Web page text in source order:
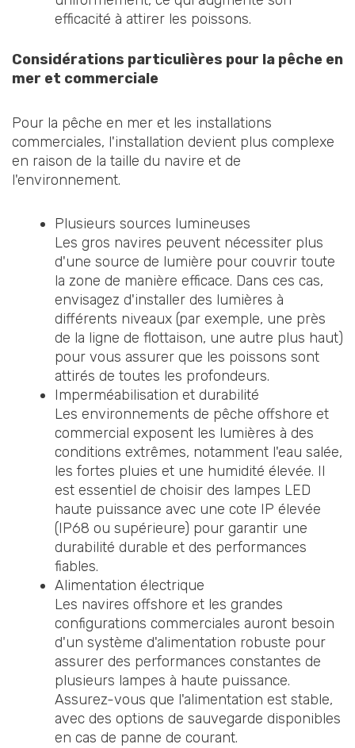
efficacité à attirer les poissons.
Considérations particulières pour la pêche en
mer et commerciale
Pour la pêche en mer et les installations
commerciales, l'installation devient plus complexe
en raison de la taille du navire et de
l'environnement.
Plusieurs sources lumineuses
Les gros navires peuvent nécessiter plus
d'une source de lumière pour couvrir toute
la zone de manière efficace. Dans ces cas,
envisagez d'installer des lumières à
différents niveaux (par exemple, une près
de la ligne de flottaison, une autre plus haut)
pour vous assurer que les poissons sont
attirés de toutes les profondeurs.
Imperméabilisation et durabilité
Les environnements de pêche offshore et
commercial exposent les lumières à des
conditions extrêmes, notamment l'eau salée,
les fortes pluies et une humidité élevée. Il
est essentiel de choisir des lampes LED
haute puissance avec une cote IP élevée
(IP68 ou supérieure) pour garantir une
durabilité durable et des performances
fiables.
Alimentation électrique
Les navires offshore et les grandes
configurations commerciales auront besoin
d'un système d'alimentation robuste pour
assurer des performances constantes de
plusieurs lampes à haute puissance.
Assurez-vous que l'alimentation est stable,
avec des options de sauvegarde disponibles
en cas de panne de courant.